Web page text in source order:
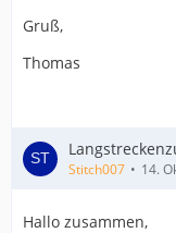
Gruß,
Thomas
Stitch007 14.
Hallo zusammen,